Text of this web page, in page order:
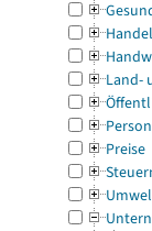
Land-
Preise